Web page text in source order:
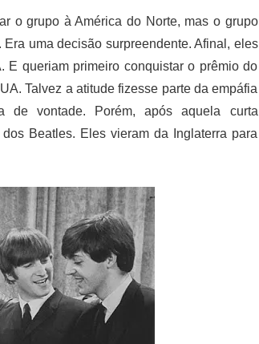
o grupo à América do Norte, mas o grupo
uma decisão surpreendente. Afinal, eles
E queriam primeiro conquistar o prêmio do
Talvez a atitude fizesse parte da empáfia
de vontade. Porém, após aquela curta
Beatles. Eles vieram da Inglaterra para